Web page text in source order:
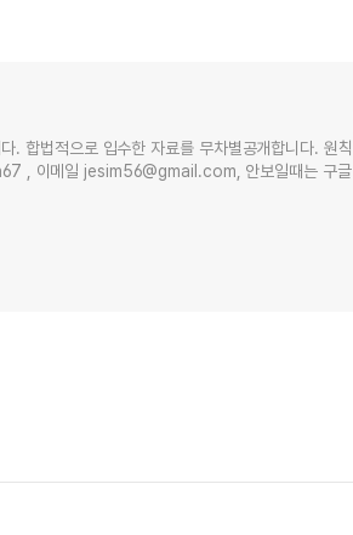
. 합법적으로 입수한 자료를 무차별공개합니다. 원칙
, 이메일 jesim56@gmail.com, 안보일때는 구글